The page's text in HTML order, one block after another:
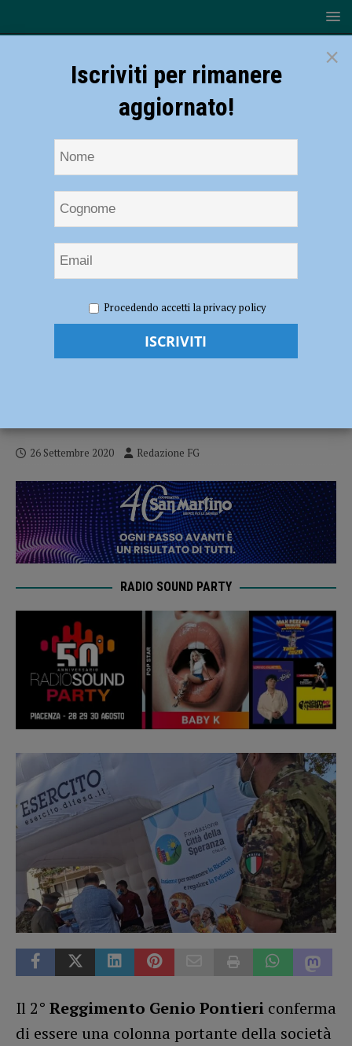
fianco dei bambini, una staffetta per sostenere la “Città della
Speranza” – FOTO
Il Genio Pontieri a fianco dei bambini, una
26 Settembre 2020 Redazione FG
RADIO SOUND PARTY
Il 2° Reggimento Genio Pontieri conferma
di essere una colonna portante della società
×
Iscriviti per rimanere
aggiornato!
Procedendo accetti la privacy policy